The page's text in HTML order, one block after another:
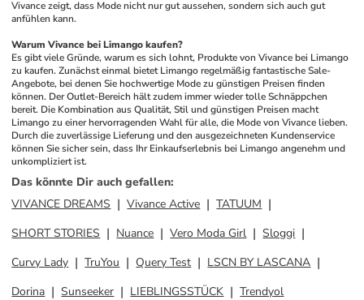
Vivance zeigt, dass Mode nicht nur gut aussehen, sondern sich auch gut
anfühlen kann.
Warum Vivance bei Limango kaufen?
Es gibt viele Gründe, warum es sich lohnt, Produkte von Vivance bei Limango
zu kaufen. Zunächst einmal bietet Limango regelmäßig fantastische Sale-
Angebote, bei denen Sie hochwertige Mode zu günstigen Preisen finden
können. Der Outlet-Bereich hält zudem immer wieder tolle Schnäppchen
bereit. Die Kombination aus Qualität, Stil und günstigen Preisen macht
Limango zu einer hervorragenden Wahl für alle, die Mode von Vivance lieben.
Durch die zuverlässige Lieferung und den ausgezeichneten Kundenservice
können Sie sicher sein, dass Ihr Einkaufserlebnis bei Limango angenehm und
unkompliziert ist.
Das könnte Dir auch gefallen:
VIVANCE DREAMS
Vivance Active
TATUUM
SHORT STORIES
Nuance Vero Moda Girl
Sloggi
Curvy Lady
TruYou Query Test
LSCN BY LASCANA
Dorina
Sunseeker LIEBLINGSSTÜCK Trendyol